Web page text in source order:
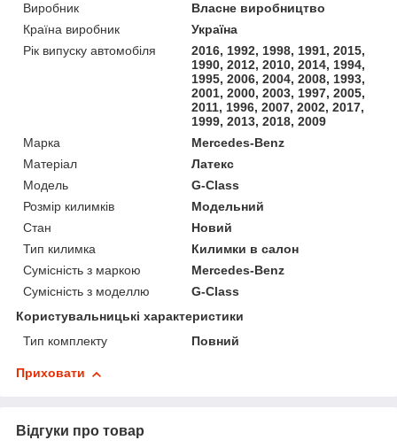
Виробник
Власне виробництво
Країна виробник
Україна
Рік випуску автомобіля
2016, 1992, 1998, 1991, 2015,
1990, 2012, 2010, 2014, 1994,
1995, 2006, 2004, 2008, 1993,
2001, 2000, 2003, 1997, 2005,
2011, 1996, 2007, 2002, 2017,
1999, 2013, 2018, 2009
Марка
Mercedes-Benz
Матеріал
Латекс
Модель
G-Class
Розмір килимків
Модельний
Стан
Новий
Тип килимка
Килимки в салон
Сумісність з маркою
Mercedes-Benz
Сумісність з моделлю
G-Class
Користувальницькі характеристики
Тип комплекту
Повний
Приховати
Відгуки про товар